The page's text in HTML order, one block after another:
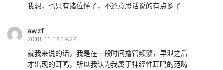
我想，也只有诸位懂了，不还意思话说的有点多了
awzf
2018-11-18 19:27
就我来说的话，我是在一段时间撸管频繁，早泄之后
才出现的耳鸣，所以我认为我属于神经性耳鸣的范畴